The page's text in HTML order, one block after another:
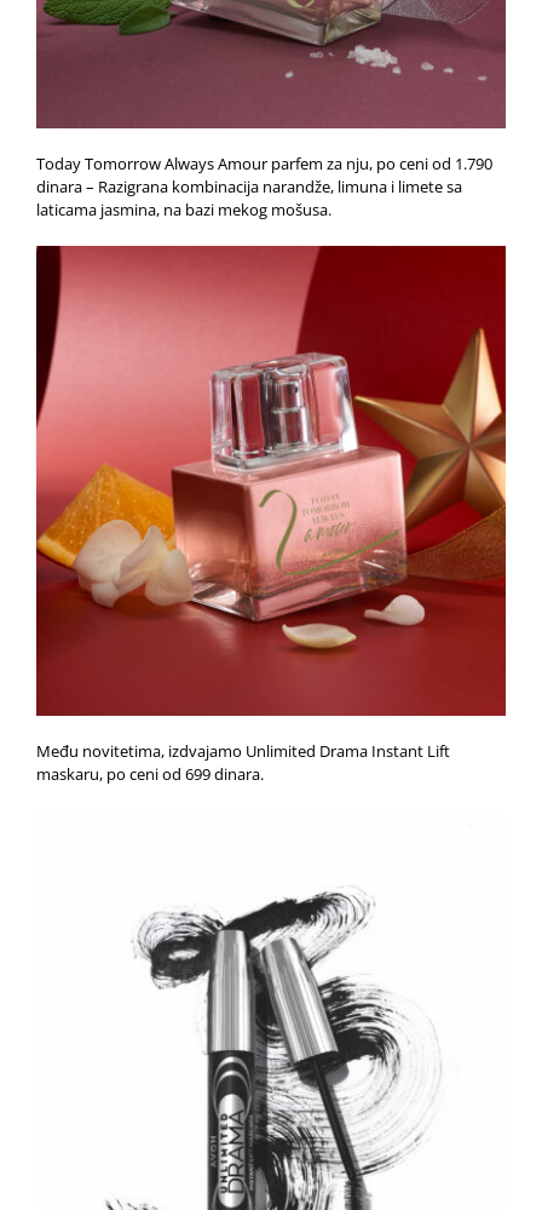
Today Tomorrow Always Amour parfem za nju, po ceni od 1.790
dinara – Razigrana kombinacija narandže, limuna i limete sa
laticama jasmina, na bazi mekog mošusa.
Među novitetima, izdvajamo Unlimited Drama Instant Lift
maskaru, po ceni od 699 dinara.